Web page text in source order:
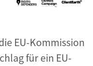
EU-Kommission
für ein EU-